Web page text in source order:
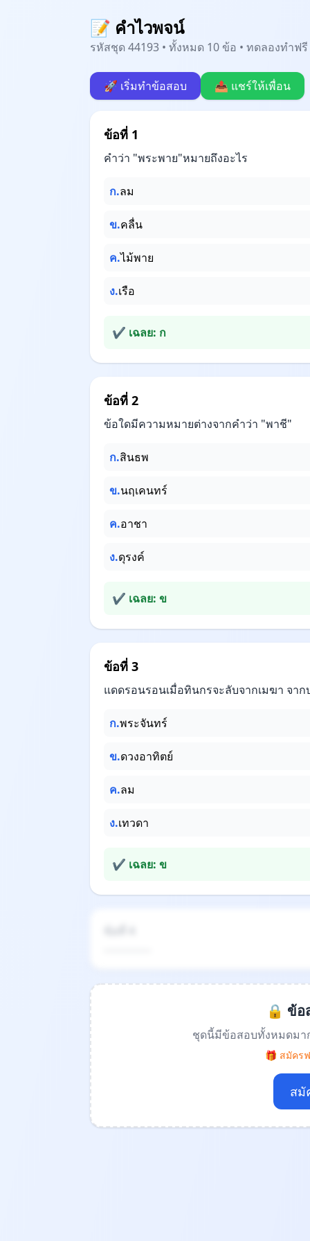
📝 คำไวพจน์
รหัสชุด 44193 • ทั้งหมด 10 ข้อ • ทดลองทำฟ
🚀 เริ่มทำข้อสอบ 📤 แชร์ให้เพื่อน
ข้อที่ 1
คำว่า "พระพาย"หมายถึงอะไร
ก.ลม
ข.คลื่น
ค.ไม้พาย
ง.เรือ
✔ เฉลย: ก
ข้อที่ 2
ข้อใดมีความหมายต่างจากคำว่า "พาชี"
ก.สินธพ
ข.นฤเคนทร์
ค.อาชา
ง.ดุรงค์
✔ เฉลย: ข
ข้อที่ 3
แดดรอนรอนเมื่อทินกรจะลับจากเมฆา จา
ก.พระจันทร์
ข.ดวงอาทิตย์
ค.ลม
ง.เทวดา
✔ เฉลย: ข
🔒 ข้อ
ชุดนี้มีข้อสอบทั้งหมดมา
🎁 สมัคร
สมั